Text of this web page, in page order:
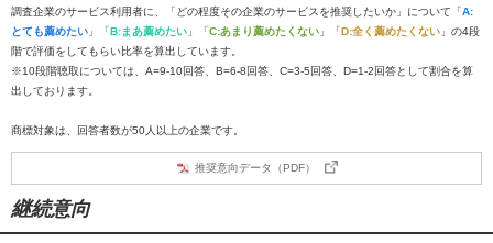
調査企業のサービス利用者に、「どの程度その企業のサービスを推奨したいか」について「A:
とても薦めたい 」「B:まあ薦めたい 」「C:あまり薦めたくない 」「D:全く薦めたくない 」の4段
階で評価をしてもらい比率を算出しています。
※10段階聴取については、A=9-10回答、B=6-8回答、C=3-5回答、D=1-2回答として割合を算
出しております。
商標対象は、回答者数が50人以上の企業です。
推奨意向データ（PDF）
継続意向